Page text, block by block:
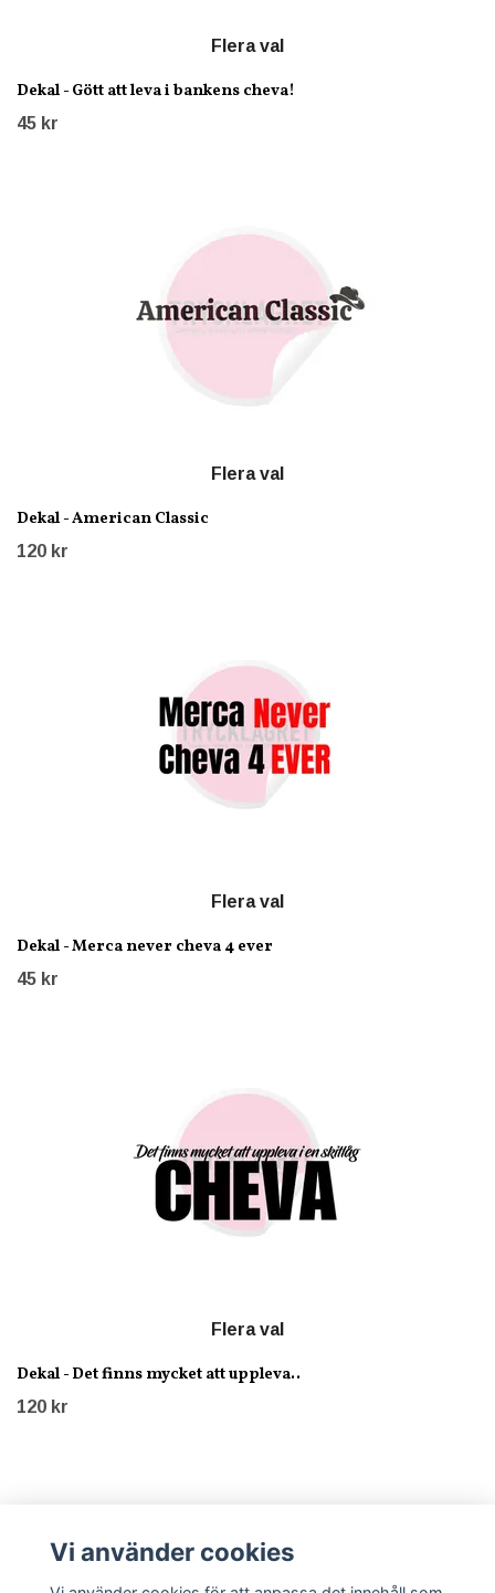
Flera val
Dekal - Gött att leva i bankens cheva!
45 kr
Flera val
Dekal - American Classic
120 kr
Flera val
Dekal - Merca never cheva 4 ever
45 kr
Flera val
Dekal - Det finns mycket att uppleva..
120 kr
Läs mer
Vi använder cookies